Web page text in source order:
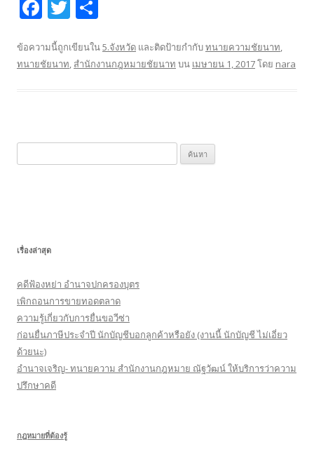
F
e
b
k
T
itt
er
ar
e
ข้อความนี้ถูกเขียนใน5.จังหวัด และติดป้ายกำกับทนายความชัยนาท,
ทนายชัยนาท, สำนักงานกฎหมายชัยนาท บน เมษายน 1, 2017โดย nara
น
รั
:
เรื่องล่าสุด
คดีฟ้องหย่า อำนาจปกครองบุตร
เพิกถอนการขายทอดตลาด
ความรู้เกี่ยวกับการยื่นขอวีซ่า
ก่อนยื่นภาษีประจำปี นักบัญชีบอกลูกค้าหรือยัง (งานนี้ นักบัญชี ไม่เอี่ยว
ด้วยนะ)
อำนาจเจริญ- ทนายความ สำนักงานกฎหมาย ณัฐวัฒน์ ให้บริการว่าความ
ปรึกษาคดี
กฎหมายที่ต้องรู้